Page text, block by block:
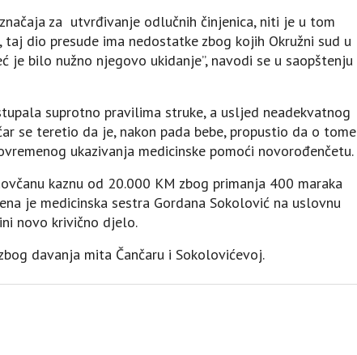
za utvrđivanje odlučnih činjenica, niti je u tom
dio presude ima nedostatke zbog kojih Okružni sud u
bilo nužno njegovo ukidanje”, navodi se u saopštenju
suprotno pravilima struke, a usljed neadekvatnog
se teretio da je, nakon pada bebe, propustio da o tome
ukazivanja medicinske pomoći novorođenčetu.
kaznu od 20.000 KM zbog primanja 400 maraka
je medicinska sestra Gordana Sokolović na uslovnu
novo krivično djelo.
davanja mita Čančaru i Sokolovićevoj.